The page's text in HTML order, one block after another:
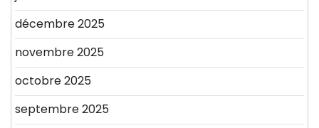
décembre 2025
novembre 2025
octobre 2025
septembre 2025